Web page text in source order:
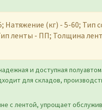
(кг) - 5-60; Тип
ленты - ПП; Толщина
и доступная
для складов,
с лентой, упрощает